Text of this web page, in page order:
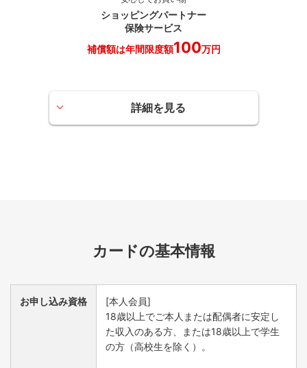
世田谷美術館・五島美術館・静嘉堂文庫美術館・長谷川町
子美術館の入場料が特別割引になります。窓口でカードを
ご提示ください。
ショッピングパートナー
保険サービス
補償額は年間限度額100万円
海外旅行傷害保険サービス
条件とさせていただきます。また、一部の保険金額について引き下
げとさせていただきます。
ショッピングパートナー保険サービス
カードで購入した商品が購入日から90日以内に破損、盗難
詳細を見る
カードの基本情報
お申し込み資格
[本人会員]
18歳以上でご本人または配偶者に安定し
た収入のある方、または18歳以上で学生
の方（高校生を除く）。